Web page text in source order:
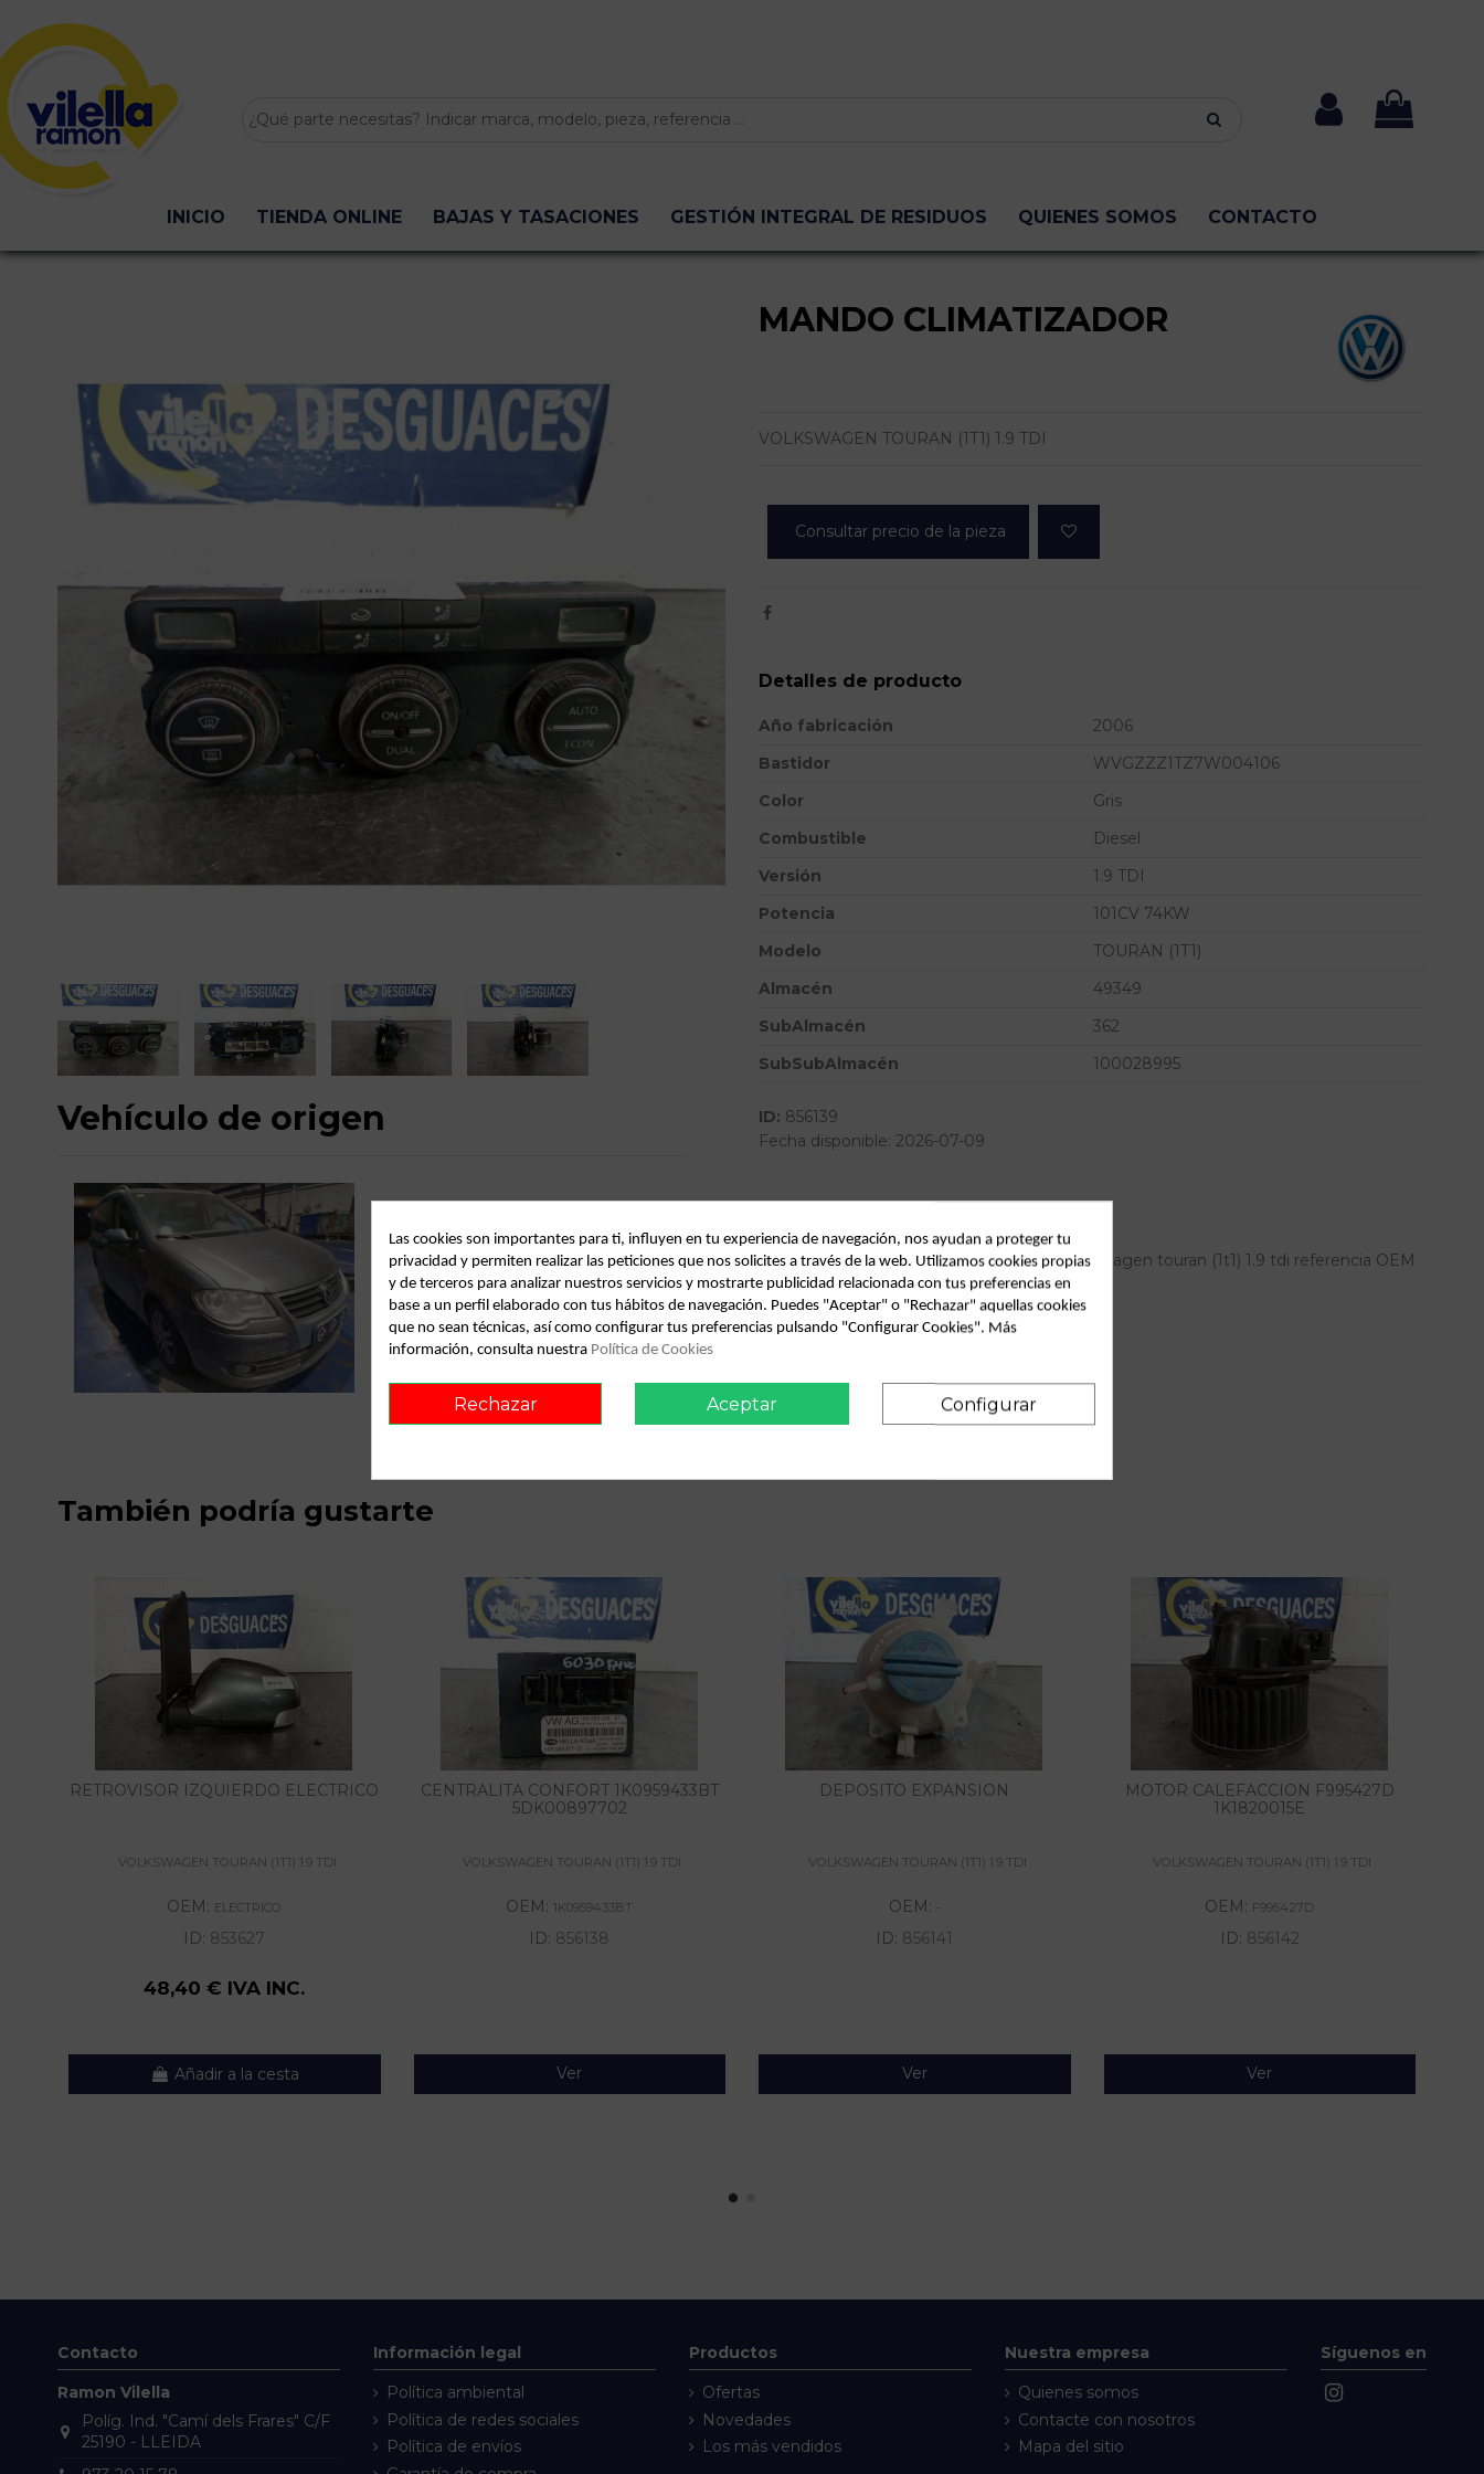
INICIO TIENDA ONLINE BAJAS Y TASACIONES GESTIÓN INTEGRAL DE RESIDUOS QUIENES SOMOS CONTACTO
Vehículo de origen
MANDO CLIMATIZADOR
VOLKSWAGEN TOURAN (1T1) 1.9 TDI
Consultar precio de la pieza
Detalles de producto
Año fabricación
2006
Bastidor
WVGZZZ1TZ7W004106
Color
Gris
Combustible
Diesel
Versión
1.9 TDI
Potencia
101CV 74KW
Modelo
TOURAN (1T1)
Almacén
49349
SubAlmacén
362
SubSubAlmacén
100028995
ID: 856139
Fecha disponible: 2026-07-09
Recambio de mando climatizador para volkswagen touran (1t1) 1.9 tdi referencia OEM
IAM
También podría gustarte
RETROVISOR IZQUIERDO ELECTRICO
VOLKSWAGEN TOURAN (1T1) 1.9 TDI
OEM: ELECTRICO
ID: 853627
48,40 € IVA INC.
Añadir a la cesta
CENTRALITA CONFORT 1K0959433BT
5DK00897702
VOLKSWAGEN TOURAN (1T1) 1.9 TDI
OEM: 1K0959433BT
ID: 856138
Ver
DEPOSITO EXPANSION
VOLKSWAGEN TOURAN (1T1) 1.9 TDI
OEM: -
ID: 856141
Ver
MOTOR CALEFACCION F995427D
1K1820015E
VOLKSWAGEN TOURAN (1T1) 1.9 TDI
OEM: F995427D
ID: 856142
Ver
Contacto
Ramon Vilella
Políg. Ind. "Camí dels Frares" C/F
25190 - LLEIDA
Información legal
Política ambiental
Política de redes sociales
Política de envíos
Productos
Ofertas
Novedades
Los más vendidos
Nuestra empresa
Quienes somos
Contacte con nosotros
Mapa del sitio
Síguenos en
Las cookies son importantes para ti, influyen en tu experiencia de navegación, nos ayudan a proteger tu
privacidad y permiten realizar las peticiones que nos solicites a través de la web. Utilizamos cookies propias
y de terceros para analizar nuestros servicios y mostrarte publicidad relacionada con tus preferencias en
base a un perfil elaborado con tus hábitos de navegación. Puedes "Aceptar" o "Rechazar" aquellas cookies
que no sean técnicas, así como configurar tus preferencias pulsando "Configurar Cookies". Más
información, consulta nuestra Política de Cookies
Rechazar Aceptar Configurar